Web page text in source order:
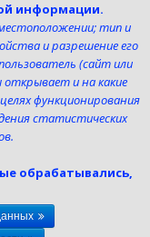
информации.
тип и
и разрешение его
(сайт или
открывает и на какие
функционирования
статистических
обрабатывались,